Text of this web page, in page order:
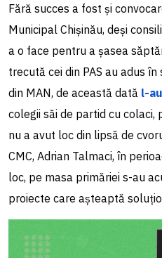
Fără succes a fost și
Municipal Chișinău, deși
a o face pentru a șasea
trecută cei din PAS au adus
din MAN, de această dată l-
colegii săi de partid cu colaci,
nu a avut loc din lipsă de
CMC, Adrian Talmaci, în
loc, pe masa primăriei s-au
proiecte care așteaptă